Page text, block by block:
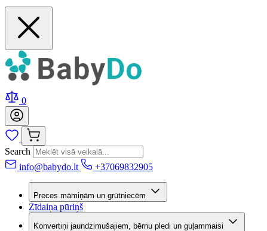
0
Search
info@babydo.lt
+37069832905
Preces māmiņām un grūtniecēm
Zīdaiņa pūriņš
Konvertiņi jaundzimušajiem, bērnu pledi un guļammaisi